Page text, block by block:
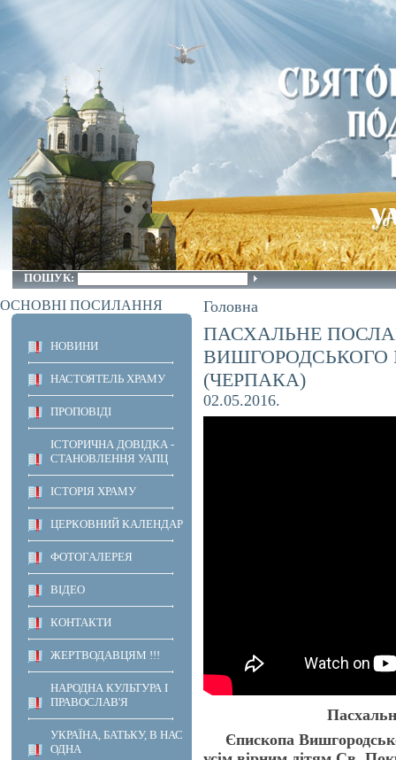
ПОШУК:
ОСНОВНІ ПОСИЛАННЯ
НОВИНИ
НАСТОЯТЕЛЬ ХРАМУ
ПРОПОВІДІ
ІСТОРИЧНА ДОВІДКА -
СТАНОВЛЕННЯ УАПЦ
ІСТОРІЯ ХРАМУ
ЦЕРКОВНИЙ КАЛЕНДАР
ФОТОГАЛЕРЕЯ
ВІДЕО
КОНТАКТИ
ЖЕРТВОДАВЦЯМ !!!
НАРОДНА КУЛЬТУРА І
ПРАВОСЛАВ'Я
УКРАЇНА, БАТЬКУ, В НАС
ОДНА
Головна
ПАСХАЛЬНЕ
ВИШГОРОДСЬКОГО
(ЧЕРПАКА)
02.05.2016.
Пасхальне
Єпископа